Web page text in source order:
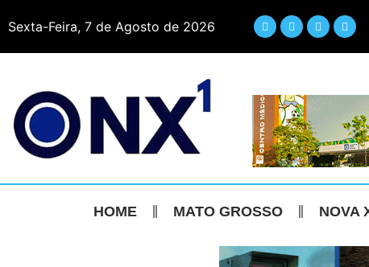
Sexta-Feira, 7 de Agosto de 2026
HOME MATO GROSSO NOVA